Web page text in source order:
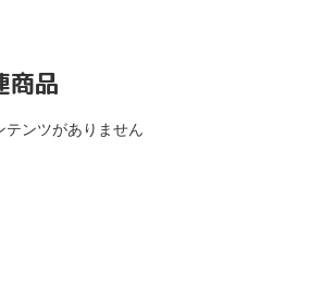
商品
テンツがありません